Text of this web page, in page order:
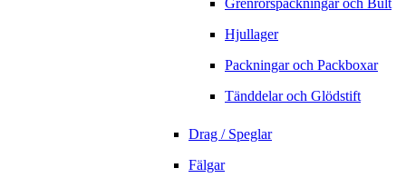
Grenrörspackningar och Bult
Hjullager
Packningar och Packboxar
Tänddelar och Glödstift
Drag / Speglar
Fälgar